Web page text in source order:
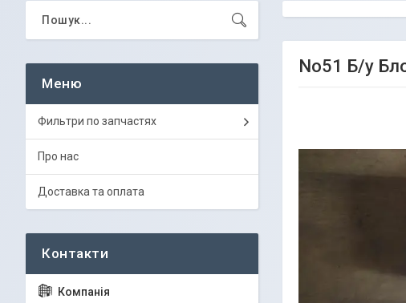
No51 Б/у
Фильтри по запчастях
Про нас
Доставка та оплата